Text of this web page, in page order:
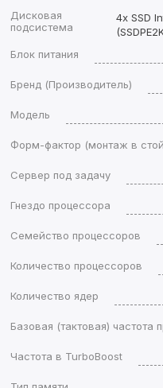
Дисковая
подсистема
4x SSD
Блок питания
Бренд (Производитель)
Модель
Форм-фактор (монтаж в
Сервер под задачу
Гнездо процессора
Семейство процессоров
Количество процессоров
Количество ядер
Базовая (тактовая) частота
Частота в TurboBoost